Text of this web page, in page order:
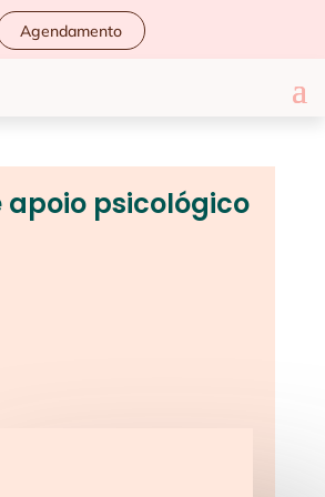
Agendamento
apoio psicológico